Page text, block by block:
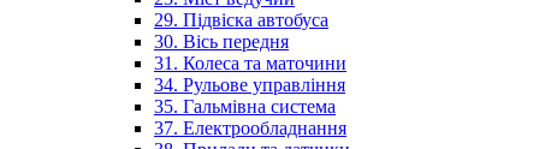
29. Підвіска автобуса
30. Вісь передня
31. Колеса та маточини
34. Рульове управління
35. Гальмівна система
37. Електрообладнання